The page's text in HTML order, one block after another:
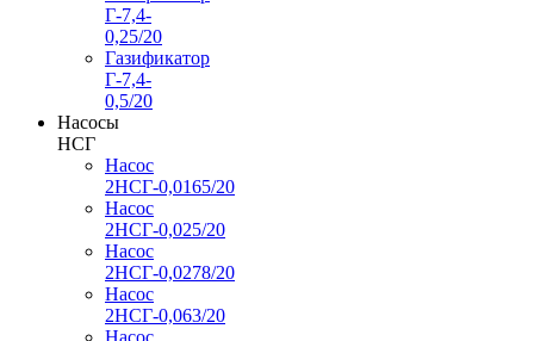
Г-7,4-
0,25/20
Газификатор
Г-7,4-
0,5/20
Насосы
НСГ
Насос
2НСГ-0,0165/20
Насос
2НСГ-0,025/20
Насос
2НСГ-0,0278/20
Насос
2НСГ-0,063/20
Насос